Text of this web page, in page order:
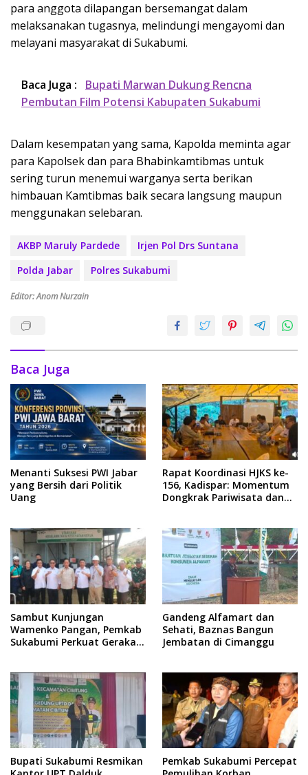
para anggota dilapangan bersemangat dalam
melaksanakan tugasnya, melindungi mengayomi dan
melayani masyarakat di Sukabumi.
Baca Juga :
Bupati Marwan Dukung Rencna
Pembutan Film Potensi Kabupaten Sukabumi
Dalam kesempatan yang sama, Kapolda meminta agar
para Kapolsek dan para Bhabinkamtibmas untuk
sering turun menemui warganya serta berikan
himbauan Kamtibmas baik secara langsung maupun
menggunakan selebaran.
AKBP Maruly Pardede
Irjen Pol Drs Suntana
Polda Jabar
Polres Sukabumi
Editor: Anom Nurzain
Baca Juga
Menanti Suksesi PWI Jabar
yang Bersih dari Politik
Uang
Rapat Koordinasi HJKS ke-
156, Kadispar: Momentum
Dongkrak Pariwisata dan
Sambut Kunjungan
Wamenko Pangan, Pemkab
Sukabumi Perkuat Gerakan
Gandeng Alfamart dan
Sehati, Baznas Bangun
Jembatan di Cimanggu
Bupati Sukabumi Resmikan
Pemkab Sukabumi Percepat